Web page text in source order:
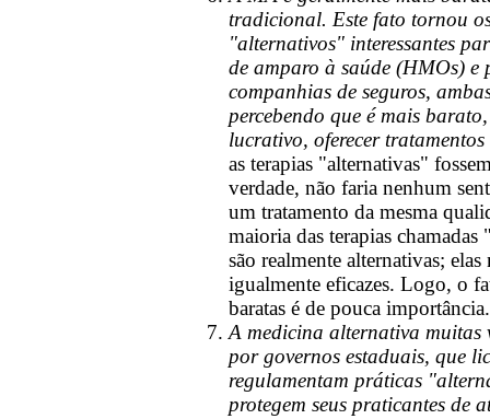
tradicional. Este fato tornou
"alternativos" interessantes
de amparo à saúde (HMOs) e
companhias de seguros,
percebendo que é mais
lucrativo, oferecer
as terapias "alternativas"
verdade, não faria nenhum
um tratamento da mesma
maioria das terapias chamadas
são realmente alternativas; elas
igualmente eficazes. Logo, o
baratas é de pouca importância.
A medicina alternativa muitas
por governos estaduais, que
regulamentam práticas
protegem seus praticantes de